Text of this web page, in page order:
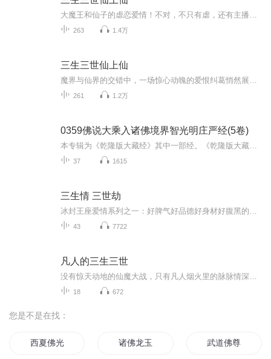
263 1.4万
三生三世仙上仙
261 1.2万
0359佛说大乘入诸佛境界智光明庄严经(5卷)
37 1615
三生情 三世劫
43 7722
凡人的三生三世
18 672
您是不是在找：
西夏佛光 诸佛龙玉 武道佛尊